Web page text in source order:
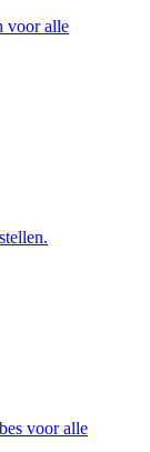
voor alle
voor alle